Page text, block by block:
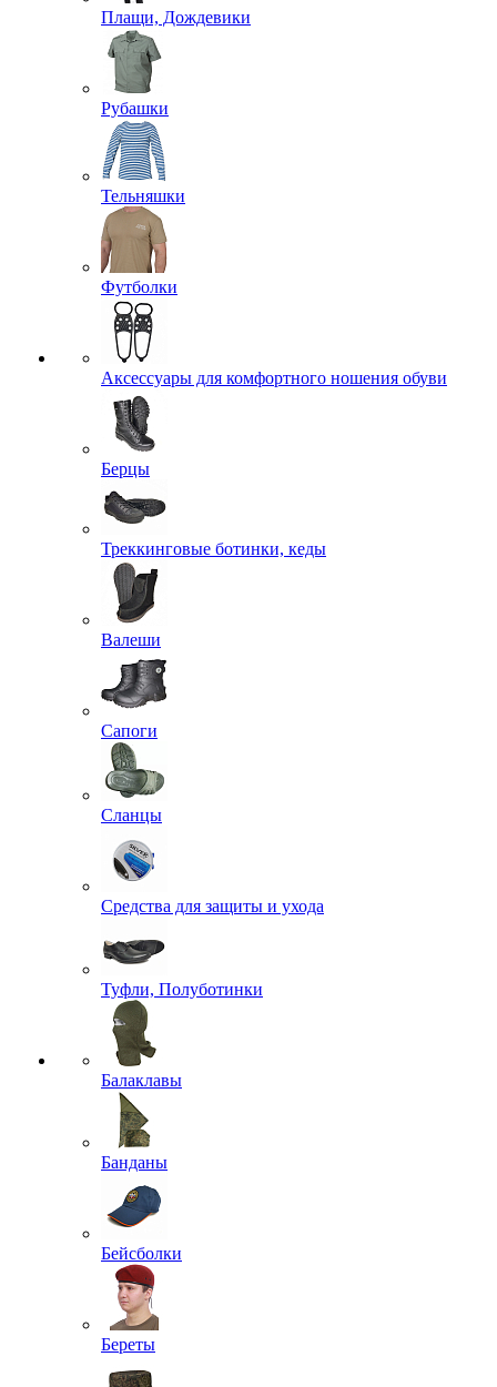
Плащи, Дождевики
Рубашки
Тельняшки
Футболки
Аксессуары для комфортного ношения обуви
Берцы
Треккинговые ботинки, кеды
Валеши
Сапоги
Сланцы
Средства для защиты и ухода
Туфли, Полуботинки
Балаклавы
Банданы
Бейсболки
Береты